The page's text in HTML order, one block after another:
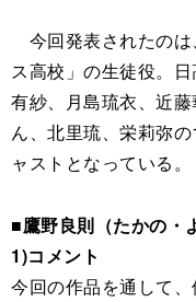
今回発表されたのは
ス高校」の生徒役。
有紗、月島琉衣、近
ん、北里琉、栄莉弥
ャストとなっている。
■鷹野良則（たかの・
1)コメント
今回の作品を通して